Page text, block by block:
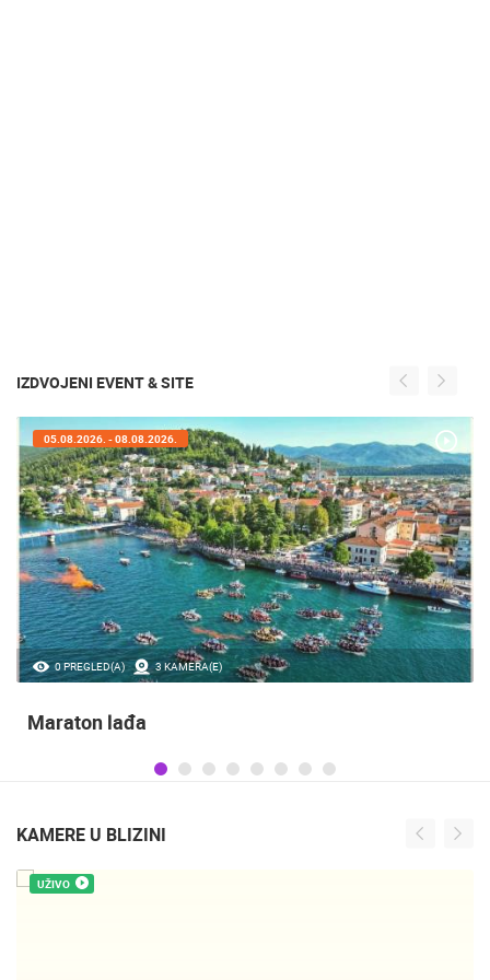
IZDVOJENI EVENT & SITE
0 PREGLED(A) 3 KAMERA(E)
05.08.2026. - 08.08.2026.
Maraton lađa
KAMERE U BLIZINI
UŽIVO